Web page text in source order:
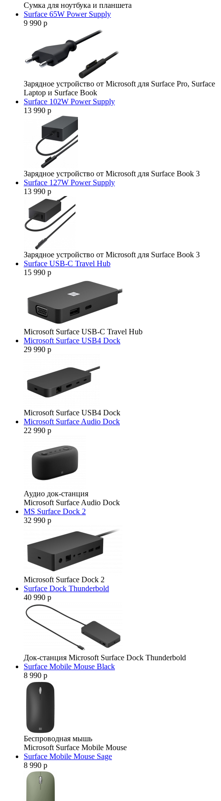
Сумка для ноутбука и планшета
Surface 65W Power Supply
9 990 р
Зарядное устройство от Microsoft для Surface Pro, Surface
Laptop и Surface Book
Surface 102W Power Supply
13 990 р
Зарядное устройство от Microsoft для Surface Book 3
Surface 127W Power Supply
13 990 р
Зарядное устройство от Microsoft для Surface Book 3
Surface USB-C Travel Hub
15 990 р
Microsoft Surface USB-C Travel Hub
Microsoft Surface USB4 Dock
29 990 р
Microsoft Surface USB4 Dock
Microsoft Surface Audio Dock
22 990 р
Аудио док-станция
Microsoft Surface Audio Dock
MS Surface Dock 2
32 990 р
Microsoft Surface Dock 2
Surface Dock Thunderbold
40 990 р
Док-станция Microsoft Surface Dock Thunderbold
Surface Mobile Mouse Black
8 990 р
Беспроводная мышь
Microsoft Surface Mobile Mouse
Surface Mobile Mouse Sage
8 990 р